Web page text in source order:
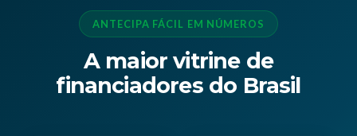
ANTECIPA FÁCIL EM NÚMEROS
A maior vitrine de
financiadores do Brasil